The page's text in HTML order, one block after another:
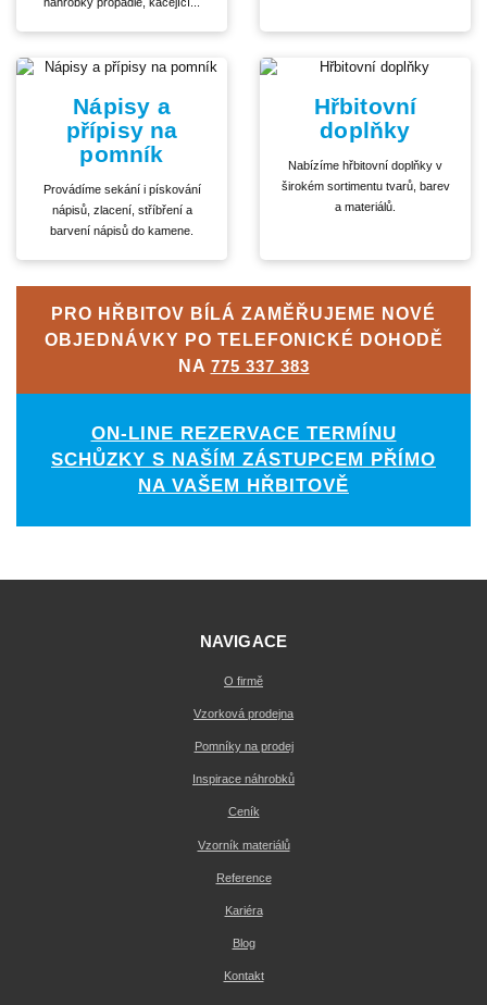
Nápisy a
přípisy na
pomník
Provádíme sekání i pískování
nápisů, zlacení, stříbření a
barvení nápisů do kamene.
Hřbitovní
doplňky
Nabízíme hřbitovní doplňky v
širokém sortimentu tvarů, barev
a materiálů.
PRO HŘBITOV BÍLÁ ZAMĚŘUJEME NOVÉ
OBJEDNÁVKY PO TELEFONICKÉ DOHODĚ
NA 775 337 383
ON-LINE REZERVACE TERMÍNU
SCHŮZKY S NAŠÍM ZÁSTUPCEM PŘÍMO
NA VAŠEM HŘBITOVĚ
NAVIGACE
O firmě
Vzorková prodejna
Pomníky na prodej
Inspirace náhrobků
Ceník
Vzorník materiálů
Reference
Kariéra
Blog
Kontakt